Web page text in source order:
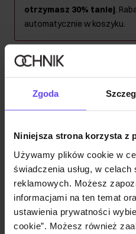
Zgoda
Niniejsza strona korzysta z
Używamy plików cookie w
świadczenia usług, w
reklamowych. Możesz
informacjami na ten temat
ustawienia prywatności
cookie”. Możesz również
otrzymasz 30% taniej.
automatycznie w koszyku.
Opis produktu
Szczegóły
Skład i wymiary
Opinie